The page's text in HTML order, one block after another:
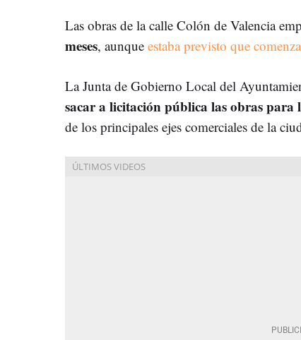
Las obras de la calle Colón de Valencia
meses, aunque estaba previsto que
La Junta de Gobierno Local del
sacar a licitación pública las obras
de los principales ejes comerciales de la